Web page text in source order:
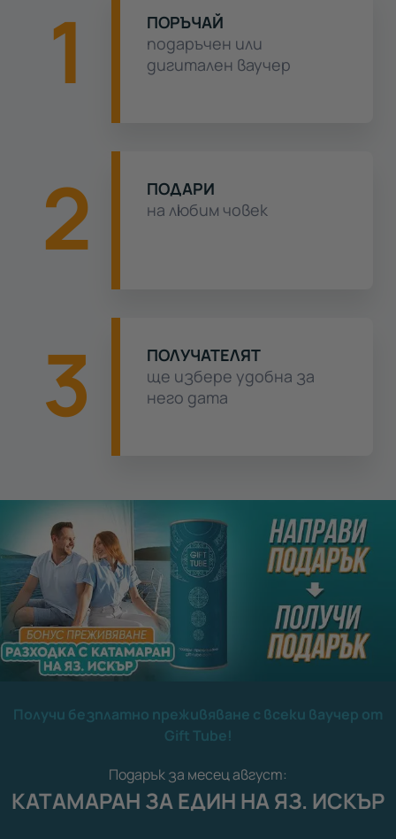
1
ПОРЪЧАЙ
подаръчен или
дигитален ваучер
2
ПОДАРИ
на любим човек
3
ПОЛУЧАТЕЛЯТ
ще избере удобна за
него дата
Получи безплатно преживяване с всеки ваучер от
Gift Tube!
Подарък за месец август:
КАТАМАРАН ЗА ЕДИН НА ЯЗ. ИСКЪР